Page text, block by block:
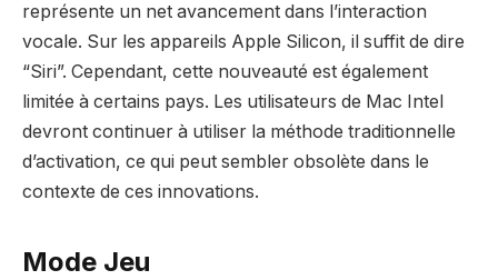
représente un net avancement dans l’interaction
vocale. Sur les appareils Apple Silicon, il suffit de dire
“Siri”. Cependant, cette nouveauté est également
limitée à certains pays. Les utilisateurs de Mac Intel
devront continuer à utiliser la méthode traditionnelle
d’activation, ce qui peut sembler obsolète dans le
contexte de ces innovations.
Mode Jeu